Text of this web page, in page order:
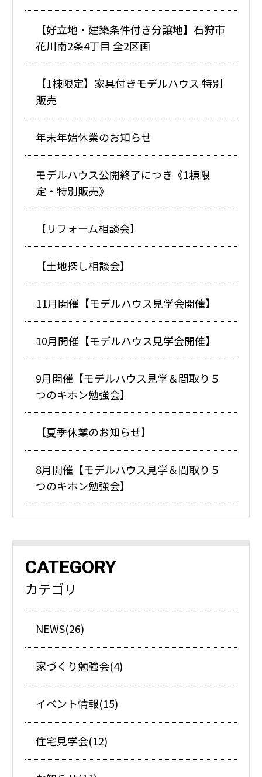
【好立地・建築条件付き分譲地】石狩市
花川南2条4丁目 全2区画
【1棟限定】家具付きモデルハウス 特別
販売
年末年始休業のお知らせ
モデルハウス公開終了につき《1棟限
定・特別販売》
【リフォーム相談会】
【土地探し相談会】
11月開催【モデルハウス見学会開催】
10月開催【モデルハウス見学会開催】
9月開催【モデルハウス見学＆間取り５
つのキホン勉強会】
【夏季休業のお知らせ】
8月開催【モデルハウス見学＆間取り５
つのキホン勉強会】
CATEGORY
カテゴリ
NEWS(26)
家づくり勉強会(4)
イベント情報(15)
住宅見学会(12)